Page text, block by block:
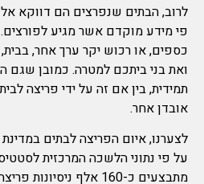
לרוב, הבתים שנפרצים הם דווקא
פי מידע מוקדם אשר מגיע
כספים, או רכוש יקר ערך אחר,
ואת בני ביתכם למטרה. כמובן שגם
תמידית, בין אם זה על ידי פריצה
אובדן אחר.
לצערנו, איום הפריצה לבתים
על פי נתוני הלשכה המרכזית